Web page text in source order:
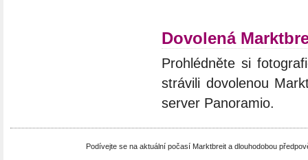
Dovolená
Prohlédněte si
strávili dovolenou
server Panoramio.
Podívejte se na aktuální počasí Marktbreit a dlouhodobou